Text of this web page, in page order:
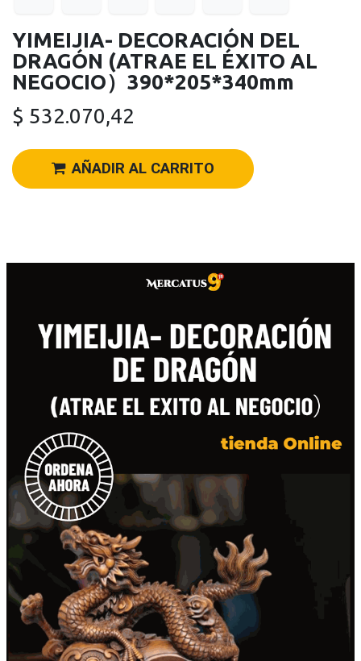
YIMEIJIA- DECORACIÓN DEL
DRAGÓN (ATRAE EL ÉXITO AL
NEGOCIO）390*205*340mm
$ 532.070,42
AÑADIR AL CARRITO